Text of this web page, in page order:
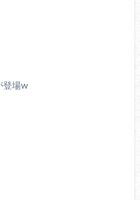
登場w